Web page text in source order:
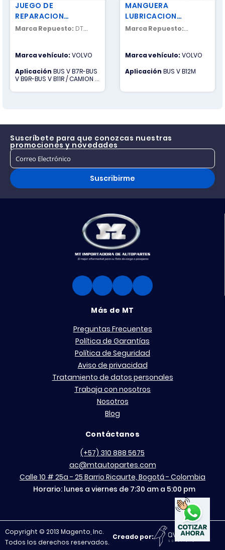
JUEGO DE
REPARACION
CILINDRO RANGE
Marca Repuesto: DT
Marca vehículo:VOLVO
Aplicación BUS V B7R-BUS
V B9R-BUS V B11R / CAMION V
NH12
MANGUERA
LUBRICACION
IZQUIERDA CAJA
Marca Repuesto:
Marca vehículo:VOLVO
Aplicación BUS V B12M
Suscríbete para que conozcas nuestras
promociones y novedades
Suscribirme
Más de MT
Preguntas Frecuentes
Política de Garantías
Política de Seguridad
Aviso de privacidad
Tratamiento de datos personales
Trabaja con nosotros
Nosotros
Blog
Contáctanos
(+57) 310 888 5675
ac@mtautopartes.com
Calle 10 # 25a - 25 Barrio Ricaurte, Bogotá - Colombia
Horario: lunes a viernes de 7:30 am a 5:00 pm
Copyright © 2013 Magento, Inc.
Todos los derechos reservados.
Creado por: